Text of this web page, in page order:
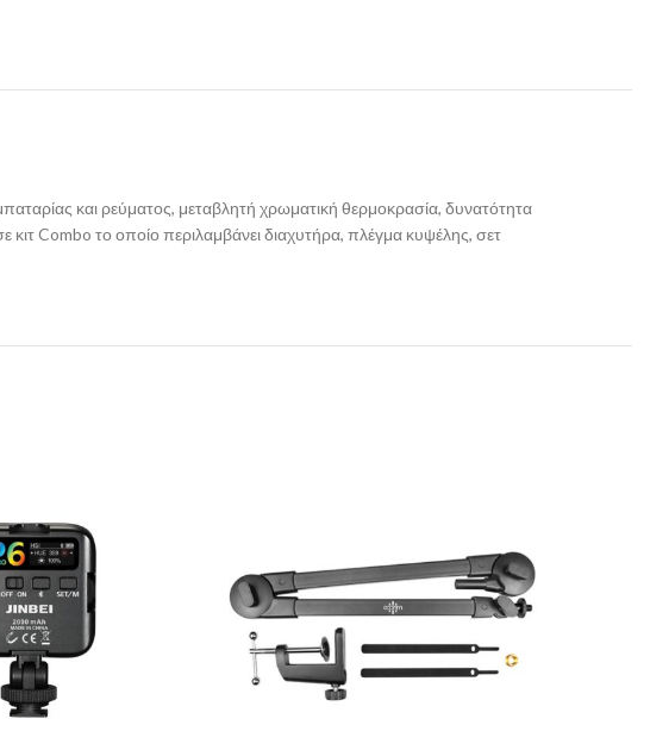
και ρεύματος, μεταβλητή χρωματική θερμοκρασία, δυνατότητα
κιτ Combo το οποίο περιλαμβάνει διαχυτήρα, πλέγμα κυψέλης, σετ